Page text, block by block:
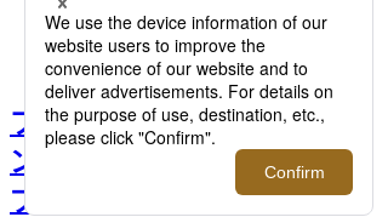
リ＞がポップアップを開催！「香り
によるウェルネス体験」を実施。
【伊勢丹新宿店】
フレグランスブランド＜パ
ンピューリ＞がポップアッ
プを開催！「香りによるウ